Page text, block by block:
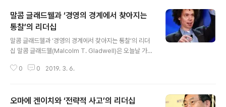
말콤 글래드웰과 ‘경영의 경계에서 찾아지는
통찰’의 리더십
말콤 글래드웰과 ‘경영의 경계에서 찾아지는 통찰’의 리더
십 말콤 글래드웰(Malcolm T. Gladwell)은 오늘날 가장
책인 《티핑 포인트》가 엄청난 성공을 거두면서, 그는 한 사
쏟았고, 그의 책과 기사들은 미국 경영대학생들의 필독서
0 0 2019. 3. 6.
오마에 겐이치와 ‘전략적 사고’의 리더십